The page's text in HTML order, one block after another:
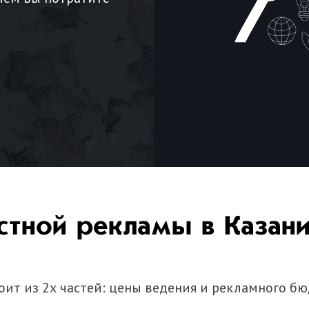
рекламы в
из 2х частей: цены ведения и рекламного